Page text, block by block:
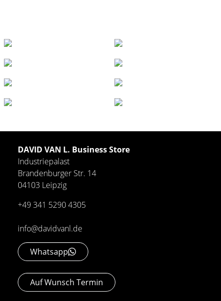
DAVID VAN L. Business Store
Industriepalast
Brandenburger Str. 14
04103 Leipzig
+49 341 5290 4305
info@davidvanl.de
Whatsapp
Auf Wunsch Termin